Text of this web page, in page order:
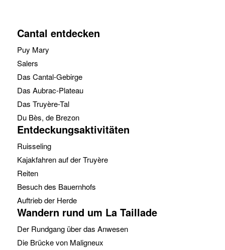
Cantal entdecken
Puy Mary
Salers
Das Cantal-Gebirge
Das Aubrac-Plateau
Das Truyère-Tal
Du Bès, de Brezon
Entdeckungsaktivitäten
Ruisseling
Kajakfahren auf der Truyère
Reiten
Besuch des Bauernhofs
Auftrieb der Herde
Wandern rund um La Taillade
Der Rundgang über das Anwesen
Die Brücke von Maligneux